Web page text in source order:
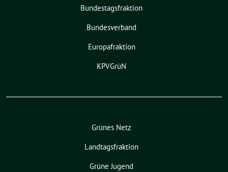
Bundestagsfraktion
Bundesverband
Europafraktion
KPVGrüN
Grünes Netz
Landtagsfraktion
Grüne Jugend